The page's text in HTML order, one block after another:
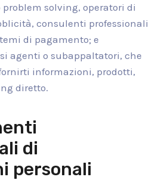
solving, operatori di
consulenti professionali
di pagamento; e
agenti o subappaltatori, che
informazioni, prodotti,
diretto.
di
personali